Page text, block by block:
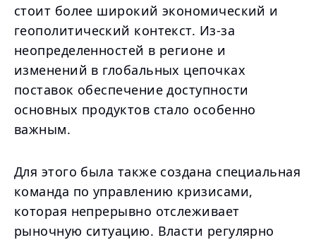
стоит более широкий экономический и
геополитический контекст. Из-за
неопределенностей в регионе и
изменений в глобальных цепочках
поставок обеспечение доступности
основных продуктов стало особенно
важным.
Для этого была также создана специальная
команда по управлению кризисами,
которая непрерывно отслеживает
рыночную ситуацию. Власти регулярно